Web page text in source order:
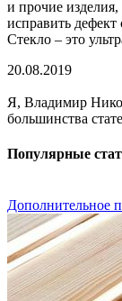
и прочие
исправить
Стекло – это
20.08.2019
Я, Владимир
большинства
Популярные
Дополнительное